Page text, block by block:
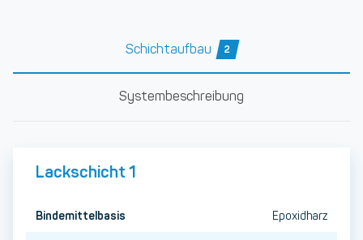
Schichtaufbau 2
Systembeschreibung
Lackschicht 1
Bindemittelbasis Epoxidharz